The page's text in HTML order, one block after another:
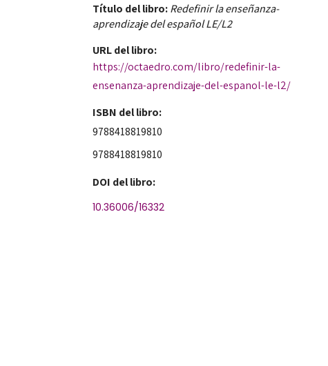
Título del libro:Redefinir la enseñanza-
aprendizaje del español LE/L2
URL del libro:
https://octaedro.com/libro/redefinir-la-
ensenanza-aprendizaje-del-espanol-le-l2/
ISBN del libro:
9788418819810
9788418819810
DOI del libro:
10.36006/16332